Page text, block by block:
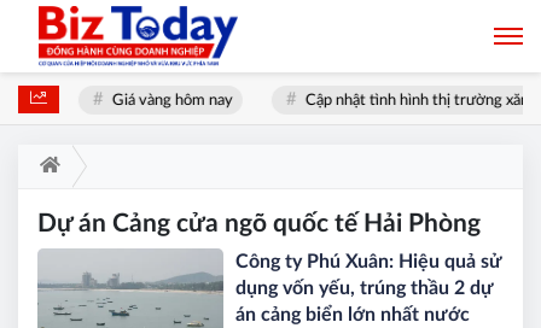
nhất Giá vàng hôm nay Cập nhật tình hình thị trường xăng
Dự án Cảng cửa ngõ quốc tế Hải Phòng
Công ty Phú Xuân: Hiệu quả sử
dụng vốn yếu, trúng thầu 2 dự
án cảng biển lớn nhất nước